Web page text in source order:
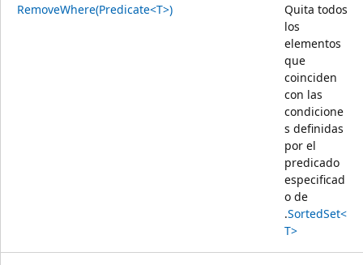
RemoveWhere(Predicate<T>)
Quita todos
los
elementos
que
coinciden
con las
condicione
s definidas
por el
predicado
especificad
o de
.SortedSet<
T>